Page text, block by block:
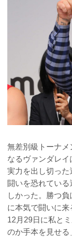
無差別級トーナメ
なるヴァンダレ
実力を出し切った
闘いを恐れてい
しかった。勝つ
に本気で闘いに来
12月29日に私と
のか手本を見せる